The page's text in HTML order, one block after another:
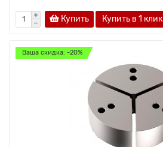
Купить Купить в 1 клик
Ваша скидка: -20%